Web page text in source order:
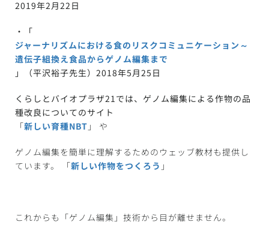
2019年2月22日
・「
ジャーナリズムにおける食のリスクコミュニケーション～
遺伝子組換え食品からゲノム編集まで
」（平沢裕子先生）2018年5月25日
くらしとバイオプラザ21では、ゲノム編集による作物の品
種改良についてのサイト
「新しい育種NBT 」 や
ゲノム編集を簡単に理解するためのウェッブ教材も提供し
ています。 「新しい作物をつくろう 」
これからも「ゲノム編集」技術から目が離せません。